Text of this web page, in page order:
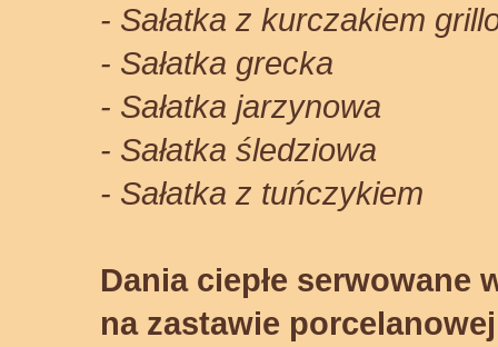
- Sałatka z kurczakiem
- Sałatka grecka
- Sałatka jarzynowa
- Sałatka śledziowa
- Sałatka z tuńczykiem
Dania ciepłe
na zastawie